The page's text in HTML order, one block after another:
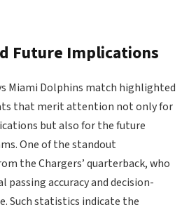
Future Implications
Miami Dolphins match highlighted
that merit attention not only for
but also for the future
One of the standout
the Chargers’ quarterback, who
passing accuracy and decision-
Such statistics indicate the